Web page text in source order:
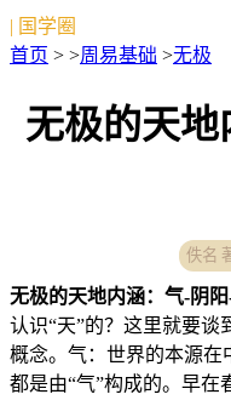
| 国学圈
首页 > >周易基础 >无极
无极的天
佚名
无极的天地内涵：气-阴
认识“天”的？这里就要谈
概念。气：世界的本源在
都是由“气”构成的。早在